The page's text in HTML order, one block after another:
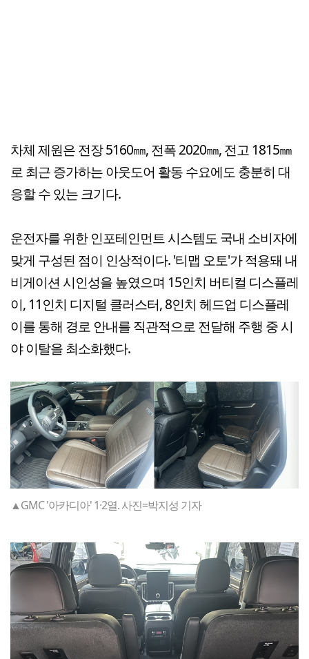
차체 제원은 전장 5160㎜, 전폭 2020㎜, 전고 1815㎜
로 최근 증가하는 아웃도어 활동 수요에도 충분히 대
응할 수 있는 크기다.
운전자를 위한 인포테인먼트 시스템도 국내 소비자에
맞게 구성된 점이 인상적이다. '티맵 오토'가 적용돼 내
비게이션 시인성을 높였으며 15인치 버티컬 디스플레
이, 11인치 디지털 클러스터, 8인치 헤드업 디스플레
이를 통해 경로 안내를 직관적으로 전달해 주행 중 시
야 이탈을 최소화했다.
▲GMC '아카디아' 1·2열. 사진=박지성 기자